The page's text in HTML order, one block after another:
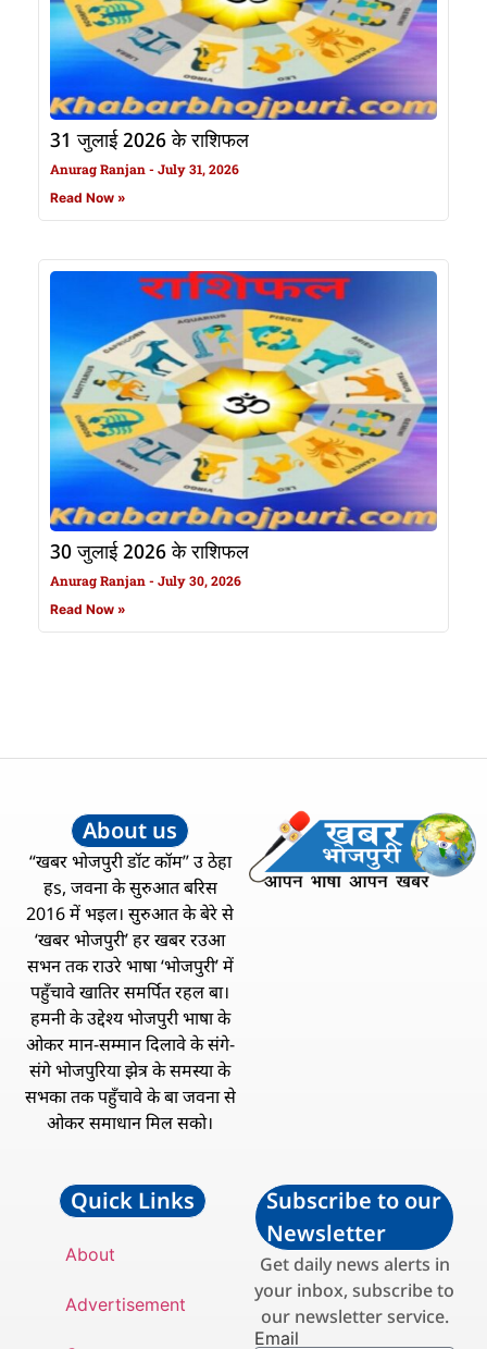
31 जुलाई 2026 के राशिफल
Anurag Ranjan July 31, 2026
Read Now »
30 जुलाई 2026 के राशिफल
Anurag Ranjan July 30, 2026
Read Now »
About us
“खबर भोजपुरी डॉट कॉम” उ ठेहा
हs, जवना के सुरुआत बरिस
2016 में भइल। सुरुआत के बेरे से
‘खबर भोजपुरी’ हर खबर रउआ
सभन तक राउरे भाषा ‘भोजपुरी’ में
पहुँचावे खातिर समर्पित रहल बा।
हमनी के उद्देश्य भोजपुरी भाषा के
ओकर मान-सम्मान दिलावे के संगे-
संगे भोजपुरिया झेत्र के समस्या के
सभका तक पहुँचावे के बा जवना से
ओकर समाधान मिल सको।
Quick Links
About
Advertisement
Subscribe to our
Newsletter
Get daily news alerts in
your inbox, subscribe to
our newsletter service.
Email